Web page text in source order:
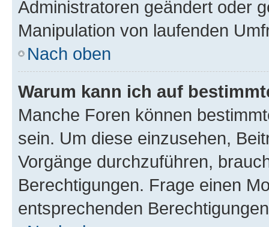
Administratoren geändert oder
Manipulation von laufenden
Nach oben
Warum kann ich auf
Manche Foren können
sein. Um diese einzusehen,
Vorgänge durchzuführen,
Berechtigungen. Frage einen
entsprechenden